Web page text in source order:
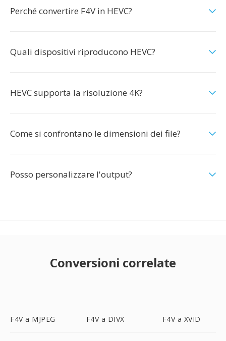
Perché convertire F4V in HEVC?
Quali dispositivi riproducono HEVC?
HEVC supporta la risoluzione 4K?
Come si confrontano le dimensioni dei file?
Posso personalizzare l'output?
Conversioni correlate
F4V a MJPEG F4V a DIVX F4V a XVID